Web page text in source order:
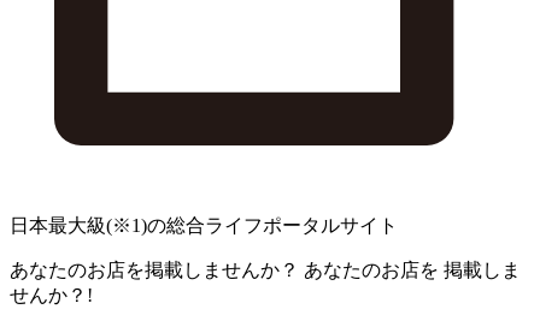
日本最大級(※1)の総合ライフポータルサイト
あなたのお店を掲載しませんか？ あなたのお店を 掲載しま
せんか？!